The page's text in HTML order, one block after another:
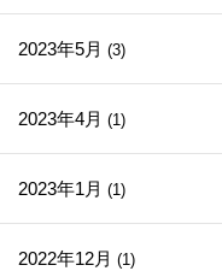
2023年5月 (3)
2023年4月 (1)
2023年1月 (1)
2022年12月 (1)